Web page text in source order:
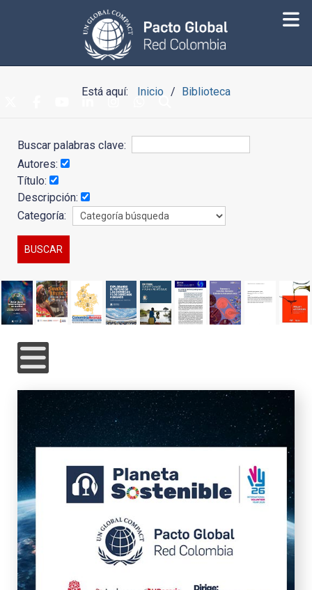
Está aquí: Inicio Biblioteca
Buscar palabras clave:
Autores:
Título:
Descripción:
Categoría: